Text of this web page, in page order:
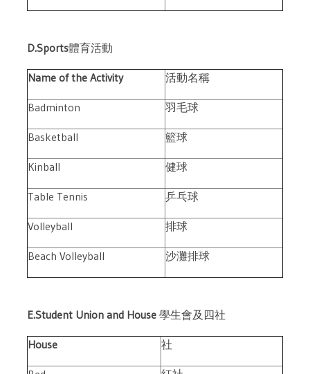
D.Sports體育活動
Name of the Activity 活動名稱
Badminton 羽毛球
Basketball 籃球
Kinball 健球
Table Tennis 乒乓球
Volleyball 排球
Beach Volleyball 沙灘排球
E.Student Union and House 學生會及四社
House 社